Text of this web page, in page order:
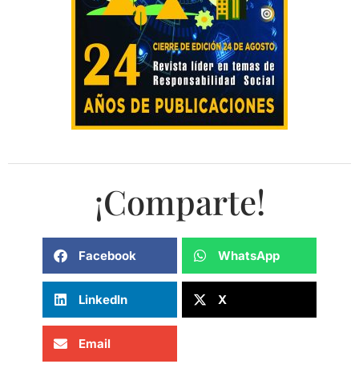
¡Comparte!
Facebook WhatsApp
LinkedIn X
Email